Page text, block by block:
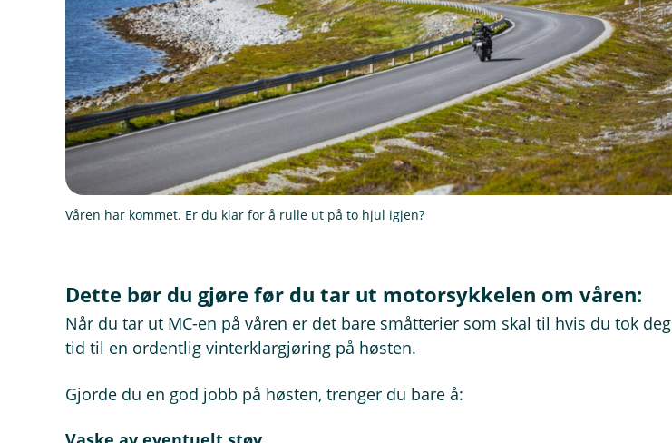
Våren har kommet. Er du klar for å rulle ut på to hjul igjen?
Dette bør du gjøre før du tar ut motorsykkelen om våren:
Når du tar ut MC-en på våren er det bare småtterier som skal til hvis du tok deg
tid til en ordentlig vinterklargjøring på høsten.
Gjorde du en god jobb på høsten, trenger du bare å: